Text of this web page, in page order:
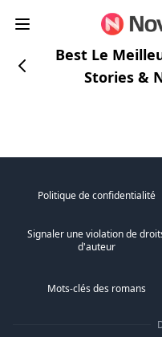
Best Le
Stories &
Politique de confidentialité
Signaler une violation de
d'auteur
Mots-clés des romans